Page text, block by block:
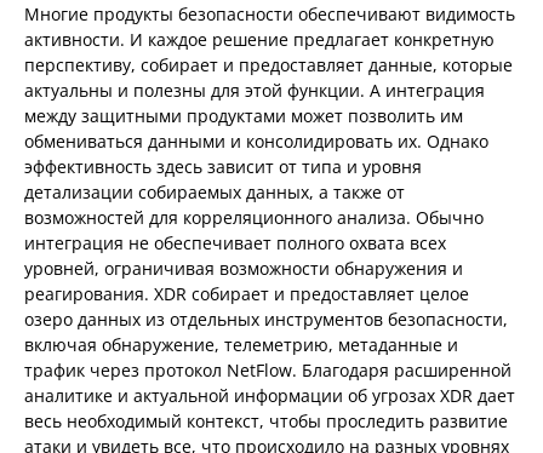
Многие продукты безопасности обеспечивают видимость
активности. И каждое решение предлагает конкретную
перспективу, собирает и предоставляет данные, которые
актуальны и полезны для этой функции. А интеграция
между защитными продуктами может позволить им
обмениваться данными и консолидировать их. Однако
эффективность здесь зависит от типа и уровня
детализации собираемых данных, а также от
возможностей для корреляционного анализа. Обычно
интеграция не обеспечивает полного охвата всех
уровней, ограничивая возможности обнаружения и
реагирования. XDR собирает и предоставляет целое
озеро данных из отдельных инструментов безопасности,
включая обнаружение, телеметрию, метаданные и
трафик через протокол NetFlow. Благодаря расширенной
аналитике и актуальной информации об угрозах XDR дает
весь необходимый контекст, чтобы проследить развитие
атаки и увидеть все, что происходило на разных уровнях